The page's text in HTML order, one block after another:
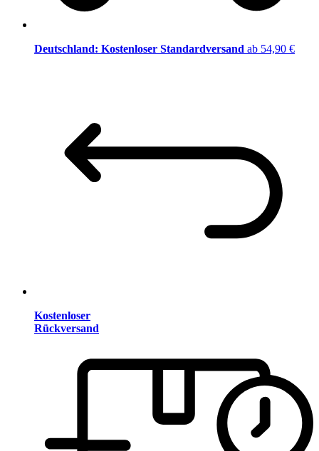
Deutschland: Kostenloser Standardversand ab 54,90 €
Kostenloser
Rückversand